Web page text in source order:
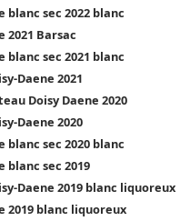
blanc sec 2022 blanc
2021 Barsac
blanc sec 2021 blanc
Daene 2021
Doisy Daene 2020
Daene 2020
blanc sec 2020 blanc
blanc sec 2019
Daene 2019 blanc liquoreux
2019 blanc liquoreux